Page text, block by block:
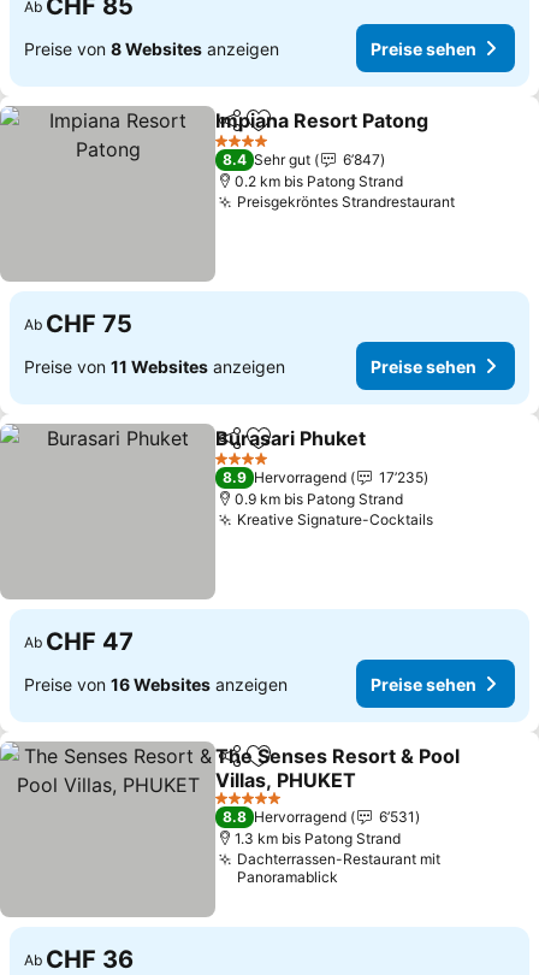
Ab CHF 85
Preise von 8 Websites anzeigen Preise sehen
TeilenZu Favoriten hinzufügen
Impiana Resort Patong
4 Sterne
8.4 Sehr gut
6’847
0.2 km bis Patong Strand
Preisgekröntes StrandrestaurantPreise
Ab CHF 75
Preise von 11 Websites anzeigen Preise sehen
TeilenZu Favoriten hinzufügen
Burasari Phuket
4 Sterne
8.9 Hervorragend
17’235
0.9 km bis Patong Strand
Kreative Signature-CocktailsPreise
Ab CHF 47
Preise von 16 Websites anzeigen Preise sehen
TeilenZu Favoriten hinzufügen
The Senses Resort & Pool
Villas, PHUKET
Preise sehen
5 Sterne
8.8 Hervorragend
6’531
1.3 km bis Patong Strand
Dachterrassen-Restaurant mit
Panoramablick
Ab CHF 36